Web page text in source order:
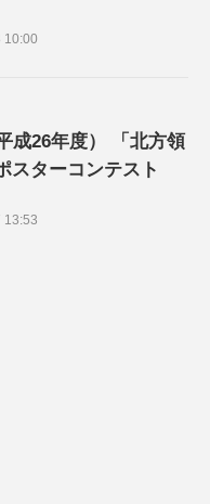
成26年度） 「北方領
スターコンテスト